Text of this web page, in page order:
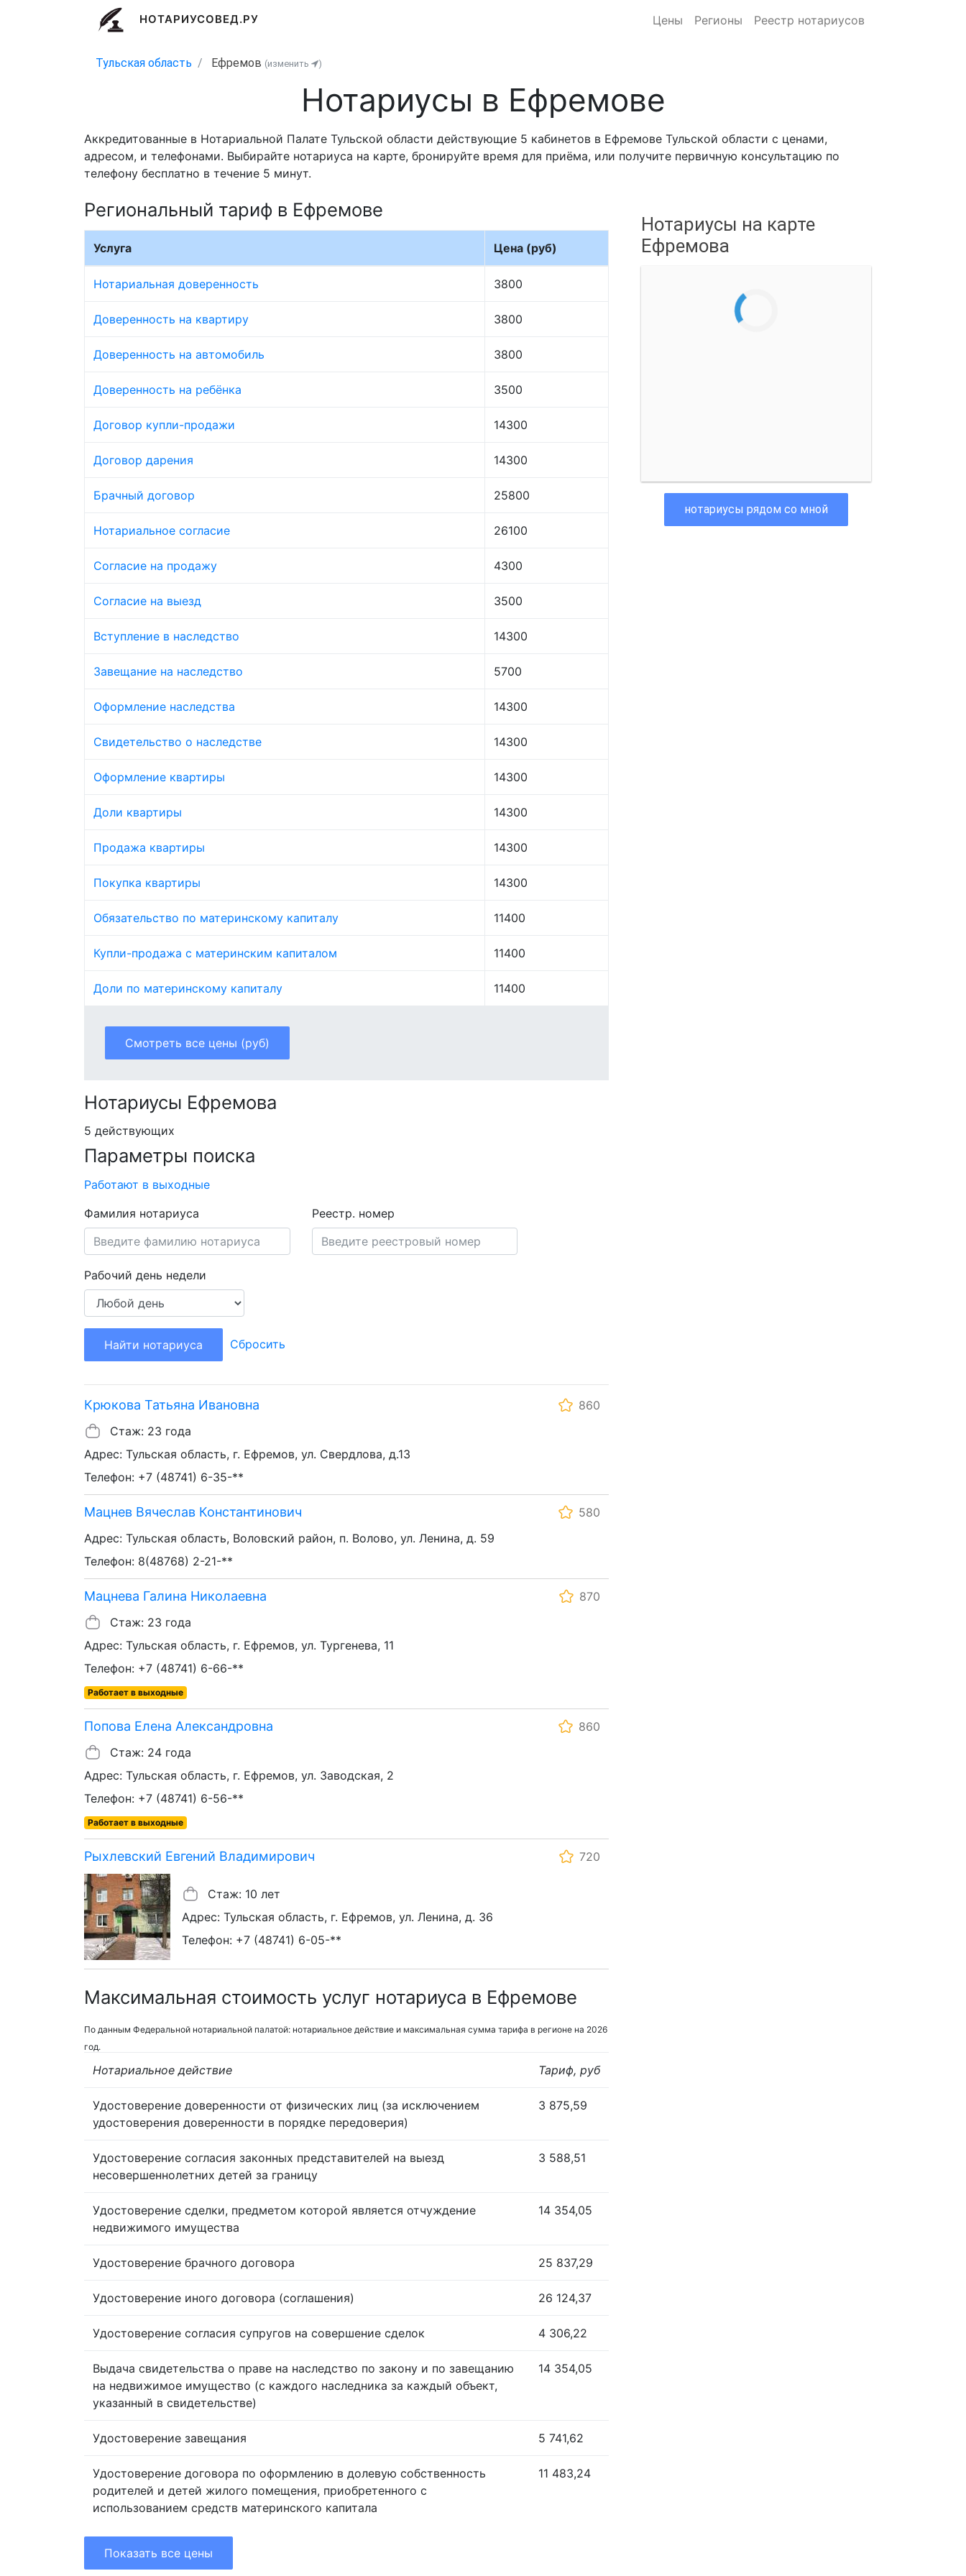
НОТАРИУСОВЕД.РУ Цены Регионы Реестр нотариусов
Тульская область Ефремов (изменить )
Нотариусы в Ефремове
Аккредитованные в Нотариальной Палате Тульской области действующие 5 кабинетов в Ефремове Тульской области с ценами,
адресом, и телефонами. Выбирайте нотариуса на карте, бронируйте время для приёма, или получите первичную консультацию по
телефону бесплатно в течение 5 минут.
Региональный тариф в Ефремове
Услуга Цена (руб)
Нотариальная доверенность 3800
Доверенность на квартиру 3800
Доверенность на автомобиль 3800
Доверенность на ребёнка 3500
Договор купли-продажи 14300
Договор дарения 14300
Брачный договор 25800
Нотариальное согласие 26100
Согласие на продажу 4300
Согласие на выезд 3500
Вступление в наследство 14300
Завещание на наследство 5700
Оформление наследства 14300
Свидетельство о наследстве 14300
Оформление квартиры 14300
Доли квартиры 14300
Продажа квартиры 14300
Покупка квартиры 14300
Обязательство по материнскому капиталу 11400
Купли-продажа с материнским капиталом 11400
Доли по материнскому капиталу 11400
Смотреть все цены (руб)
Нотариусы Ефремова
5 действующих
Параметры поиска
Работают в выходные
Фамилия нотариуса
Реестр. номер
Рабочий день недели
Найти нотариуса Сбросить
Крюкова Татьяна Ивановна
860
Стаж: 23 года
Адрес: Тульская область, г. Ефремов, ул. Свердлова, д.13
Телефон: +7 (48741) 6-35-**
Мацнев Вячеслав Константинович
580
Адрес: Тульская область, Воловский район, п. Волово, ул. Ленина, д. 59
Телефон: 8(48768) 2-21-**
Мацнева Галина Николаевна
870
Стаж: 23 года
Адрес: Тульская область, г. Ефремов, ул. Тургенева, 11
Телефон: +7 (48741) 6-66-**
Работает в выходные
Попова Елена Александровна
860
Стаж: 24 года
Адрес: Тульская область, г. Ефремов, ул. Заводская, 2
Телефон: +7 (48741) 6-56-**
Работает в выходные
Рыхлевский Евгений Владимирович 720
Стаж: 10 лет
Адрес: Тульская область, г. Ефремов, ул. Ленина, д. 36
Телефон: +7 (48741) 6-05-**
Максимальная стоимость услуг нотариуса в Ефремове
По данным Федеральной нотариальной палатой: нотариальное действие и максимальная сумма тарифа в регионе на 2026
год.
Нотариальное действие Тариф, руб
Удостоверение доверенности от физических лиц (за исключением
удостоверения доверенности в порядке передоверия)
3 875,59
Удостоверение согласия законных представителей на выезд
несовершеннолетних детей за границу
3 588,51
Удостоверение сделки, предметом которой является отчуждение
недвижимого имущества
14 354,05
Удостоверение брачного договора 25 837,29
Удостоверение иного договора (соглашения) 26 124,37
Удостоверение согласия супругов на совершение сделок 4 306,22
Выдача свидетельства о праве на наследство по закону и по завещанию
на недвижимое имущество (с каждого наследника за каждый объект,
указанный в свидетельстве)
14 354,05
Удостоверение завещания 5 741,62
Удостоверение договора по оформлению в долевую собственность
родителей и детей жилого помещения, приобретенного с
использованием средств материнского капитала
11 483,24
Показать все цены
Нотариусы на карте
Ефремова
нотариусы рядом со мной